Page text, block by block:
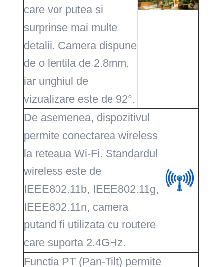
care vor putea si
surprinse mai multe
detalii. Camera dispune
de o lentila de 2.8mm,
iar unghiul de
vizualizare este de 92°.
De asemenea, dispozitivul
permite conectarea wireless
la reteaua Wi-Fi. Standardul
wireless este de
IEEE802.11b, IEEE802.11g,
IEEE802.11n, camera
putand fi utilizata cu routere
care suporta 2.4GHz.
Functia PT (Pan-Tilt) permite